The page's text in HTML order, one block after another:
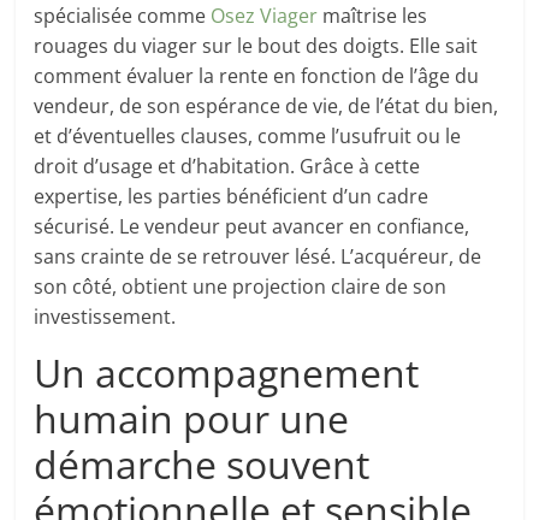
spécialisée comme Osez Viager maîtrise les
rouages du viager sur le bout des doigts. Elle sait
comment évaluer la rente en fonction de l’âge du
vendeur, de son espérance de vie, de l’état du bien,
et d’éventuelles clauses, comme l’usufruit ou le
droit d’usage et d’habitation. Grâce à cette
expertise, les parties bénéficient d’un cadre
sécurisé. Le vendeur peut avancer en confiance,
sans crainte de se retrouver lésé. L’acquéreur, de
son côté, obtient une projection claire de son
investissement.
Un accompagnement
humain pour une
démarche souvent